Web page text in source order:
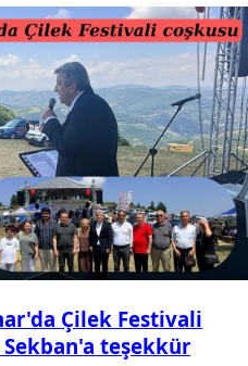
Çilek Festivali
teşekkür